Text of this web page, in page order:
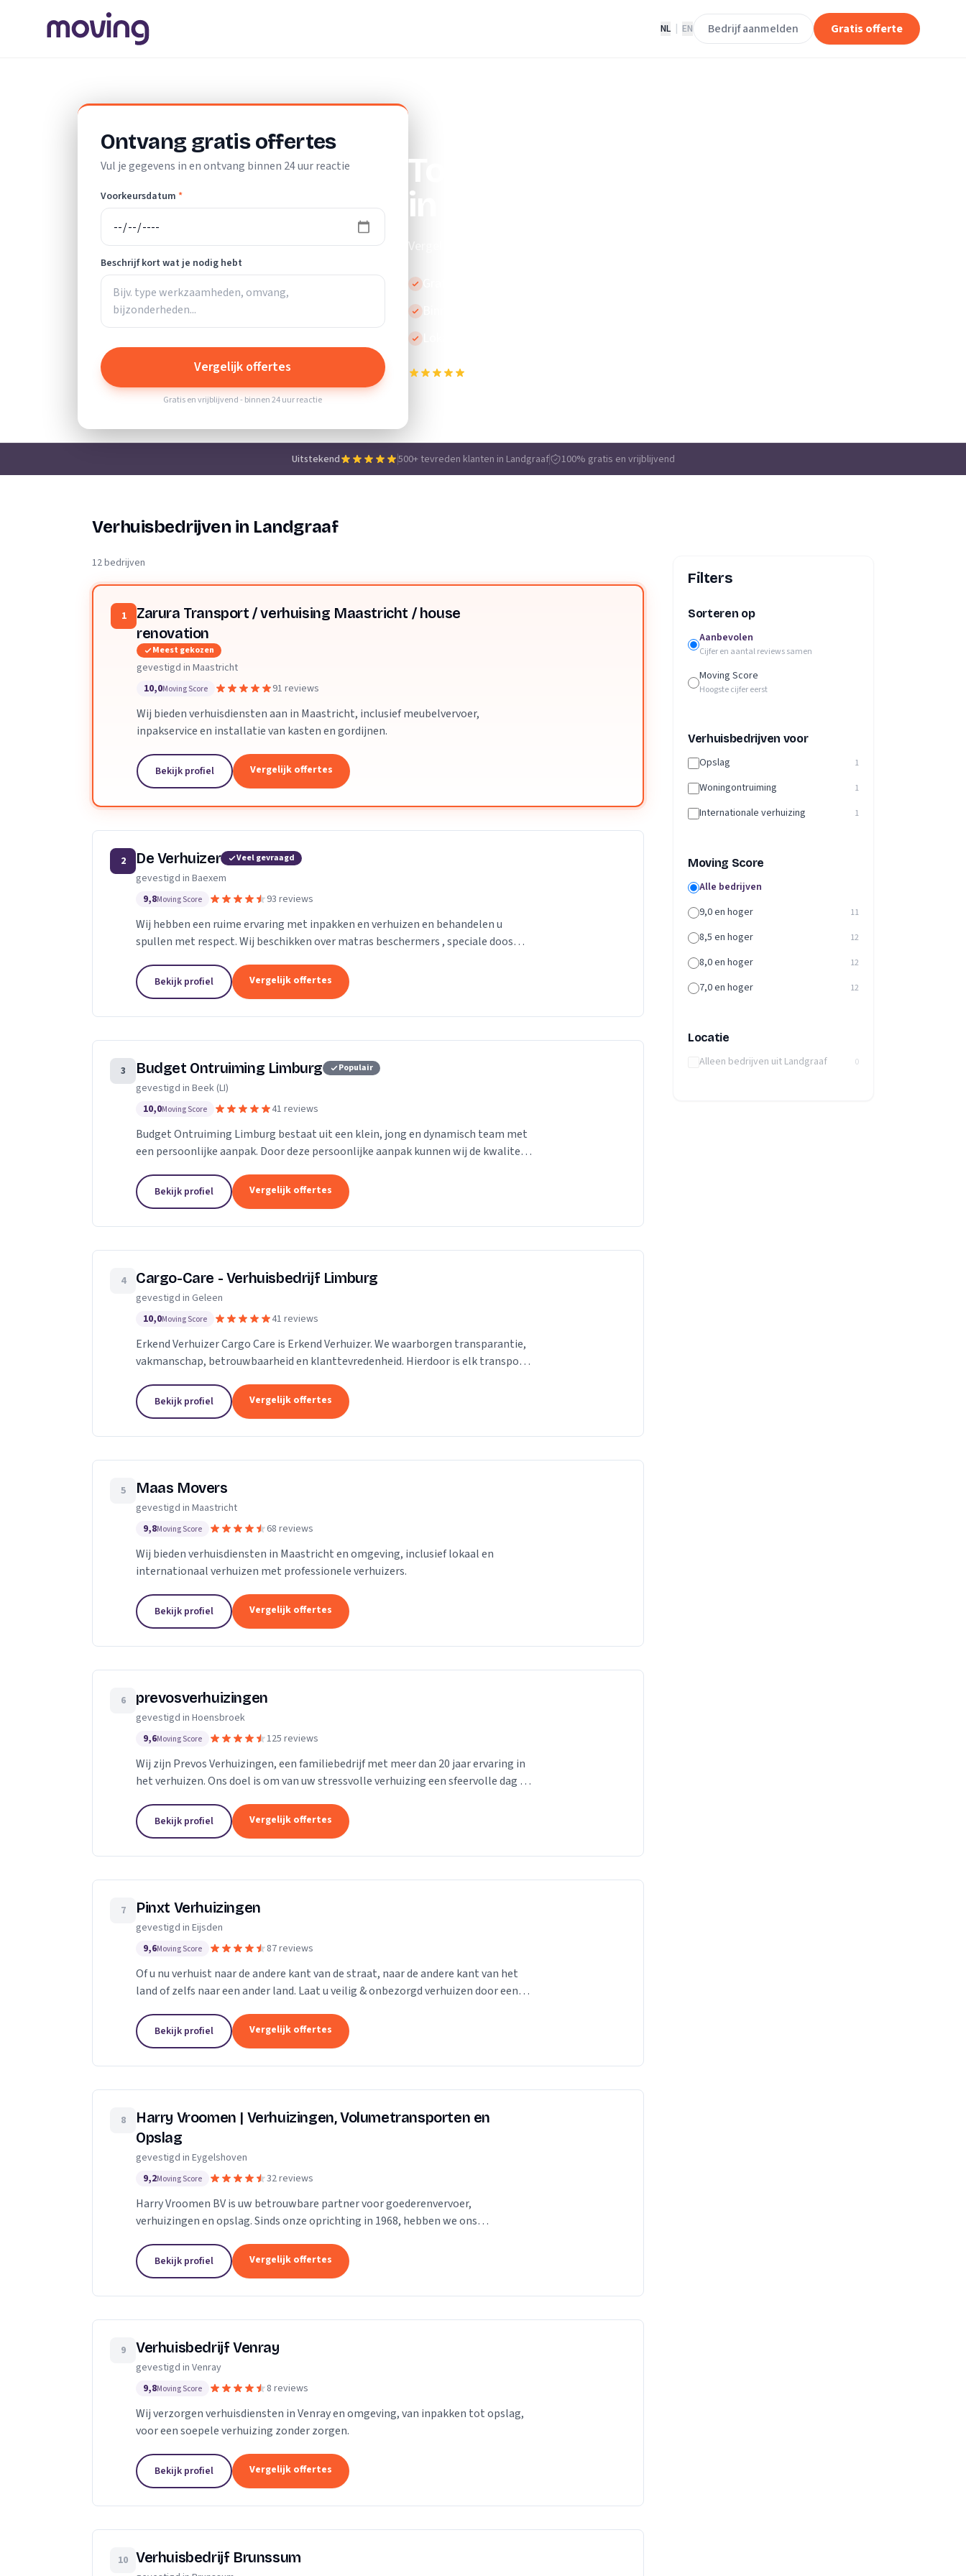
NL EN Bedrijf aanmelden Gratis offerte
Ontvang gratis offertes
Vul je gegevens in en ontvang binnen 24 uur reactie
Voorkeursdatum *
Beschrijf kort wat je nodig hebt
Vergelijk offertes
Gratis en vrijblijvend - binnen 24 uur reactie
Top 10 beste verhuisbedrijven
in Landgraaf
Vergelijk de beste verhuisbedrijven in Landgraaf.
Gratis en vrijblijvend
Binnen 24 uur reactie
Lokale vakmensen
Uitstekend 500+ tevreden klanten in Landgraaf 100% gratis en vrijblijvend
Verhuisbedrijven in Landgraaf
12 bedrijven
1
Zarura Transport / verhuising Maastricht / house
renovation
Meest gekozen
gevestigd in Maastricht
10,0Moving Score 91 reviews
Wij bieden verhuisdiensten aan in Maastricht, inclusief meubelvervoer,
inpakservice en installatie van kasten en gordijnen.
Bekijk profiel Vergelijk offertes
2 De Verhuizer Veel gevraagd
gevestigd in Baexem
9,8Moving Score 93 reviews
Wij hebben een ruime ervaring met inpakken en verhuizen en behandelen u
spullen met respect. Wij beschikken over matras beschermers , speciale doos
Bekijk profiel Vergelijk offertes
3 Budget Ontruiming Limburg Populair
gevestigd in Beek (LI)
10,0Moving Score 41 reviews
Budget Ontruiming Limburg bestaat uit een klein, jong en dynamisch team met
een persoonlijke aanpak. Door deze persoonlijke aanpak kunnen wij de kwaliteit
Bekijk profiel Vergelijk offertes
4 Cargo-Care - Verhuisbedrijf Limburg
gevestigd in Geleen
10,0Moving Score 41 reviews
Erkend Verhuizer Cargo Care is Erkend Verhuizer. We waarborgen transparantie,
vakmanschap, betrouwbaarheid en klanttevredenheid. Hierdoor is elk transport
Bekijk profiel Vergelijk offertes
5 Maas Movers
gevestigd in Maastricht
9,8Moving Score 68 reviews
Wij bieden verhuisdiensten in Maastricht en omgeving, inclusief lokaal en
internationaal verhuizen met professionele verhuizers.
Bekijk profiel Vergelijk offertes
6 prevosverhuizingen
gevestigd in Hoensbroek
9,6Moving Score 125 reviews
Wij zijn Prevos Verhuizingen, een familiebedrijf met meer dan 20 jaar ervaring in
het verhuizen. Ons doel is om van uw stressvolle verhuizing een sfeervolle dag te
Bekijk profiel Vergelijk offertes
7 Pinxt Verhuizingen
gevestigd in Eijsden
9,6Moving Score 87 reviews
Of u nu verhuist naar de andere kant van de straat, naar de andere kant van het
land of zelfs naar een ander land. Laat u veilig & onbezorgd verhuizen door een
Bekijk profiel Vergelijk offertes
8
Harry Vroomen | Verhuizingen, Volumetransporten en
Opslag
gevestigd in Eygelshoven
9,2Moving Score 32 reviews
Harry Vroomen BV is uw betrouwbare partner voor goederenvervoer,
verhuizingen en opslag. Sinds onze oprichting in 1968, hebben we ons
Bekijk profiel Vergelijk offertes
9 Verhuisbedrijf Venray
gevestigd in Venray
9,8Moving Score 8 reviews
Wij verzorgen verhuisdiensten in Venray en omgeving, van inpakken tot opslag,
voor een soepele verhuizing zonder zorgen.
Bekijk profiel Vergelijk offertes
10 Verhuisbedrijf Brunssum
Filters
Sorteren op
Aanbevolen
Cijfer en aantal reviews samen
Moving Score
Hoogste cijfer eerst
Verhuisbedrijven voor
Opslag 1
Woningontruiming 1
Internationale verhuizing 1
Moving Score
Alle bedrijven
9,0 en hoger
11
8,5 en hoger 12
8,0 en hoger 12
7,0 en hoger 12
Locatie
Alleen bedrijven uit Landgraaf 0